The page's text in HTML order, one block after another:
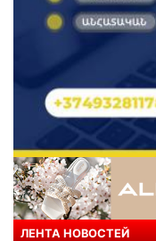
ЛЕНТА НОВОСТЕЙ